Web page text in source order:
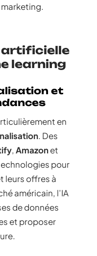
artificielle
learning
et
en
. Des
, Amazonet
pour
leurs offres à
américain, l’IA
de données
et proposer